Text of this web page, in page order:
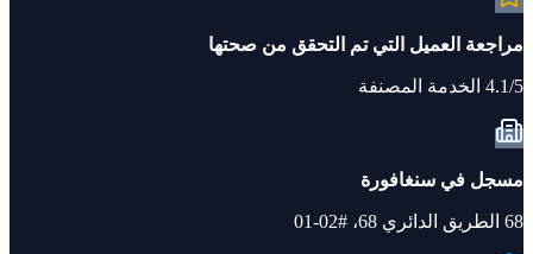
مراجعة العميل التي تم التحقق من صحتها
4.1/5 الخدمة المصنفة
مسجل في سنغافورة
68 الطريق الدائري 68، #02-01